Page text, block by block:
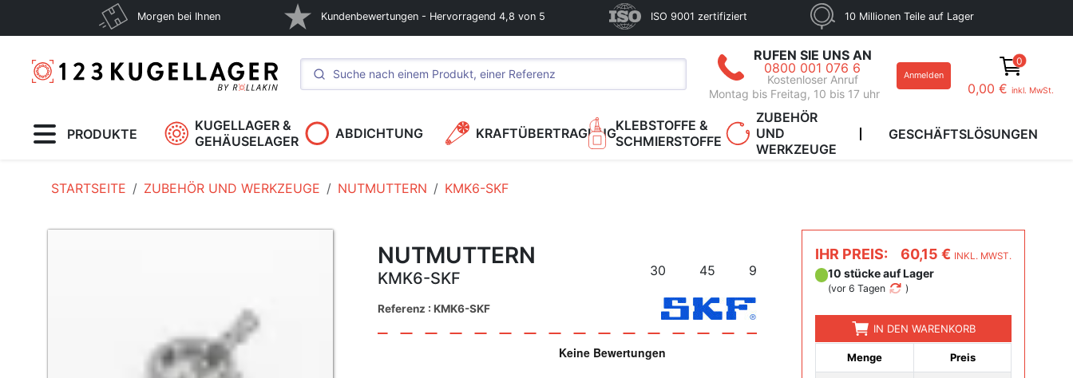
Morgen bei Ihnen Kundenbewertungen - Hervorragend 4,8 von 5 ISO 9001 zertifiziert 10 Millionen Teile auf Lager
RUFEN SIE UNS AN
0800 001 076 6
Kostenloser Anruf
Montag bis Freitag, 10 bis 17 uhr
Anmelden
0
0,00 € inkl. MwSt.
PRODUKTE
KUGELLAGER &
GEHÄUSELAGER
ABDICHTUNG KRAFTÜBERTRAGUNGKLEBSTOFFE &
SCHMIERSTOFFE
ZUBEHÖR
UND
WERKZEUGE
GESCHÄFTSLÖSUNGEN
STARTSEITE ZUBEHÖR UND WERKZEUGE NUTMUTTERN KMK6-SKF
NUTMUTTERN
KMK6-SKF 30 45 9
Referenz : KMK6-SKF
IHR PREIS: 60,15 € INKL. MWST.
10 stücke auf Lager
(vor 6 Tagen )
IN DEN WARENKORB
Menge Preis